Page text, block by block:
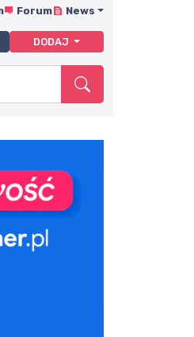
Forum News
DODAJ